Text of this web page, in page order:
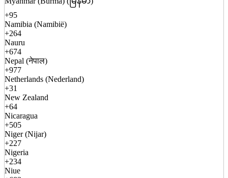
+95
Namibia (Namibië)
+264
Nauru
+674
Nepal (नेपाल)
+977
Netherlands (Nederland)
+31
New Zealand
+64
Nicaragua
+505
Niger (Nijar)
+227
Nigeria
+234
Niue